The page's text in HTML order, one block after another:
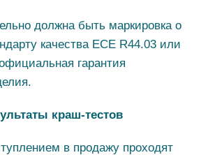
должна быть маркировка о
качества ЕСЕ R44.03 или
гарантия
краш-тестов
в продажу проходят